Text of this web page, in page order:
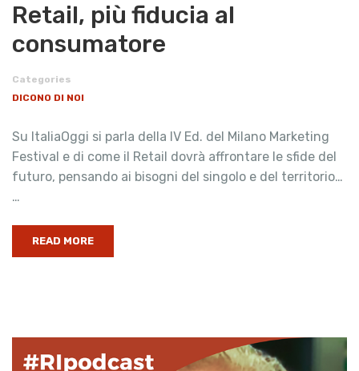
Retail, più fiducia al
consumatore
Categories
DICONO DI NOI
Su ItaliaOggi si parla della IV Ed. del Milano Marketing
Festival e di come il Retail dovrà affrontare le sfide del
futuro, pensando ai bisogni del singolo e del territorio…
…
READ MORE